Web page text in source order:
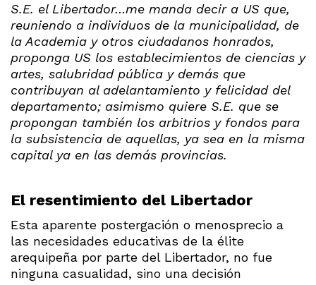
S.E. el Libertador…me manda decir a US que,
reuniendo a individuos de la municipalidad, de
la Academia y otros ciudadanos honrados,
proponga US los establecimientos de ciencias y
artes, salubridad pública y demás que
contribuyan al adelantamiento y felicidad del
departamento; asimismo quiere S.E. que se
propongan también los arbitrios y fondos para
la subsistencia de aquellas, ya sea en la misma
capital ya en las demás provincias.
El resentimiento del Libertador
Esta aparente postergación o menosprecio a
las necesidades educativas de la élite
arequipeña por parte del Libertador, no fue
ninguna casualidad, sino una decisión